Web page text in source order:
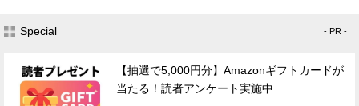
Special - PR -
【抽選で5,000円分】Amazonギフトカードが
当たる！読者アンケート実施中